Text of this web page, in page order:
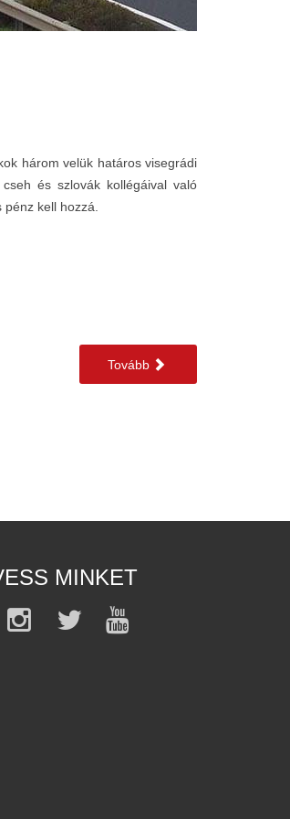
három velük határos visegrádi
és szlovák kollégáival való
kell hozzá.
Tovább
MINKET